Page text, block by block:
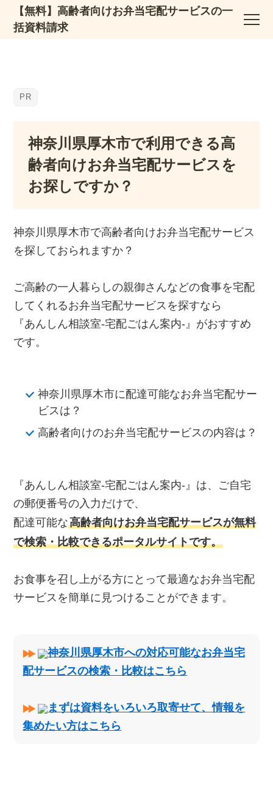
【無料】高齢者向けお弁当宅配サービスの一
括資料請求
神奈川県厚木市で利用できる高
齢者向けお弁当宅配サービスを
お探しですか？
神奈川県厚木市で高齢者向けお弁当宅配サービス
を探しておられますか？
ご高齢の一人暮らしの親御さんなどの食事を宅配
してくれるお弁当宅配サービスを探すなら
『あんしん相談室‐宅配ごはん案内‐』がおすすめ
です。
神奈川県厚木市に配達可能なお弁当宅配サー
ビスは？
高齢者向けのお弁当宅配サービスの内容は？
『あんしん相談室‐宅配ごはん案内‐』は、ご自宅
の郵便番号の入力だけで、
配達可能な高齢者向けお弁当宅配サービスが無料
で検索・比較できるポータルサイトです。
お食事を召し上がる方にとって最適なお弁当宅配
サービスを簡単に見つけることができます。
神奈川県厚木市への対応可能なお弁当宅
配サービスの検索・比較はこちら
まずは資料をいろいろ取寄せて、情報を
集めたい方はこちら